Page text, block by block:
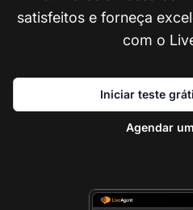
satisfeitos e forneça
com o
Iniciar teste
Agendar